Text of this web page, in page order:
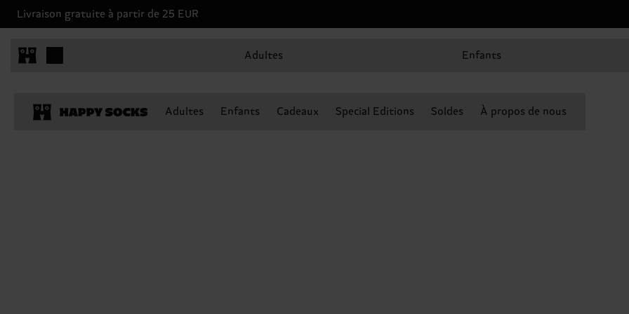
Livraison gratuite à partir de 25 EUR
Adultes Enfants
Adultes Enfants Cadeaux Special Editions Soldes À propos de nous